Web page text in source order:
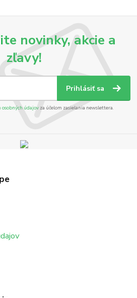
novinky, akcie a
zľavy!
Prihlásiť sa
osobných údajov za účelom zasielania newslettera.